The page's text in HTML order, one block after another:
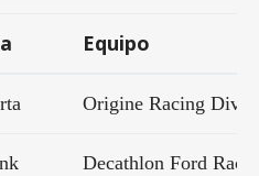
Equipo
Origine Racing
Decathlon Ford